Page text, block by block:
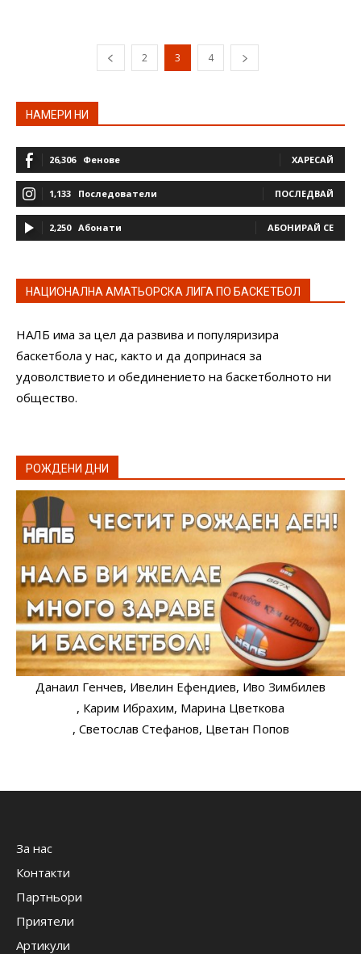
2 3 4
НАМЕРИ НИ
26,306 Фенове ХАРЕСАЙ
1,133 Последователи ПОСЛЕДВАЙ
2,250 Абонати АБОНИРАЙ СЕ
НАЦИОНАЛНА АМАТЬОРСКА ЛИГА ПО БАСКЕТБОЛ
НАЛБ има за цел да развива и популяризира
баскетбола у нас, както и да допринася за
удоволствието и обединението на баскетболното ни
общество.
РОЖДЕНИ ДНИ
Данаил Генчев, Ивелин Ефендиев, Иво Зимбилев
, Карим Ибрахим, Марина Цветкова
, Светослав Стефанов, Цветан Попов
За нас
Контакти
Партньори
Приятели
Артикули